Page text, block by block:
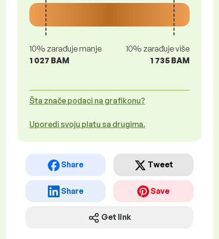
10% zarađuje manje
1 027 BAM
10% zarađuje više
1 735 BAM
Šta znače podaci na grafikonu?
Uporedi svoju platu sa drugima.
Share Tweet
Share Save
Get link